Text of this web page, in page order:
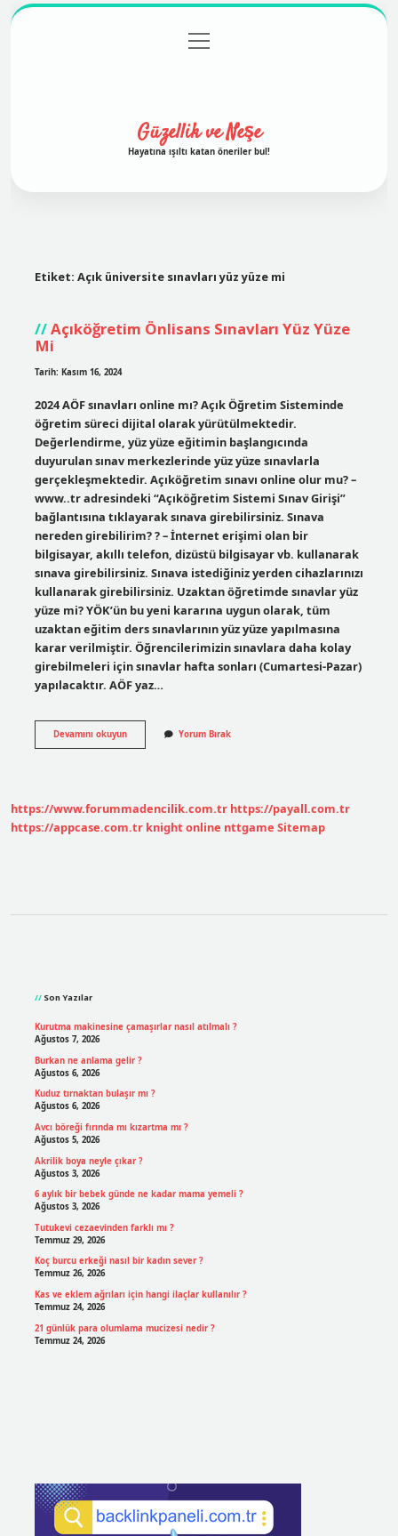
Gizlilik Politikası
menüyü
aç
Güzellik ve Neşe
Hayatına ışıltı katan öneriler bul!
Etiket: Açık üniversite sınavları yüz yüze mi
Açıköğretim Önlisans Sınavları Yüz Yüze
Mi
Tarih: Kasım 16, 2024
2024 AÖF sınavları online mı? Açık Öğretim Sisteminde
öğretim süreci dijital olarak yürütülmektedir.
Değerlendirme, yüz yüze eğitimin başlangıcında
duyurulan sınav merkezlerinde yüz yüze sınavlarla
gerçekleşmektedir. Açıköğretim sınavı online olur mu? –
www..tr adresindeki “Açıköğretim Sistemi Sınav Girişi”
bağlantısına tıklayarak sınava girebilirsiniz. Sınava
nereden girebilirim? ? – İnternet erişimi olan bir
bilgisayar, akıllı telefon, dizüstü bilgisayar vb. kullanarak
sınava girebilirsiniz. Sınava istediğiniz yerden cihazlarınızı
kullanarak girebilirsiniz. Uzaktan öğretimde sınavlar yüz
yüze mi? YÖK’ün bu yeni kararına uygun olarak, tüm
uzaktan eğitim ders sınavlarının yüz yüze yapılmasına
karar verilmiştir. Öğrencilerimizin sınavlara daha kolay
girebilmeleri için sınavlar hafta sonları (Cumartesi-Pazar)
yapılacaktır. AÖF yaz…
Devamını okuyunAçıköğretim
Önlisans
Yorum Bırak
https://www.forummadencilik.com.tr https://payall.com.tr
https://appcase.com.tr knight online nttgame Sitemap
Son Yazılar
Kurutma makinesine çamaşırlar nasıl atılmalı ?
Ağustos 7, 2026
Burkan ne anlama gelir ?
Ağustos 6, 2026
Kuduz tırnaktan bulaşır mı ?
Ağustos 6, 2026
Avcı böreği fırında mı kızartma mı ?
Ağustos 5, 2026
Akrilik boya neyle çıkar ?
Ağustos 3, 2026
6 aylık bir bebek günde ne kadar mama yemeli ?
Ağustos 3, 2026
Tutukevi cezaevinden farklı mı ?
Temmuz 29, 2026
Koç burcu erkeği nasıl bir kadın sever ?
Temmuz 26, 2026
Kas ve eklem ağrıları için hangi ilaçlar kullanılır ?
Temmuz 24, 2026
21 günlük para olumlama mucizesi nedir ?
Temmuz 24, 2026